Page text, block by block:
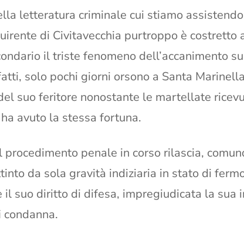
letteratura criminale cui stiamo
di Civitavecchia purtroppo è costretto
il triste fenomeno dell’accanimento
solo pochi giorni orsono a Santa
suo feritore nonostante le martellate
avuto la stessa fortuna.
procedimento penale in corso rilascia,
da sola gravità indiziaria in stato di
il suo diritto di difesa, impregiudicata la sua